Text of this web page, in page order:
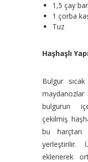
1,5 çay
1 çorba
Tuz
Haşhaşlı
Bulgur
maydanozlar
bulgurun
çekilmiş
bu harçtan
yerleştirilir.
eklenerek